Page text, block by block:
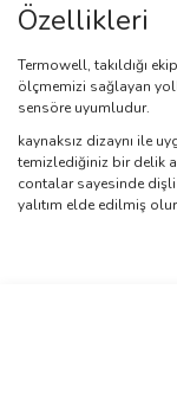
Özellikleri
Termowell, takıldığı
ölçmemizi sağlayan
sensöre uyumludur.
kaynaksız dizaynı ile
temizlediğiniz bir delik
contalar sayesinde dişli
yalıtım elde edilmiş
Ürün resmi